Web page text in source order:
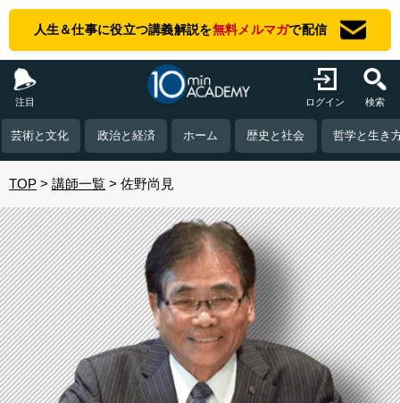
人生＆仕事に役立つ講義解説を無料メルマガで配信
注目 ログイン 検索
芸術と文化 政治と経済 ホーム 歴史と社会 哲学と生き
TOP 講師一覧 佐野尚見